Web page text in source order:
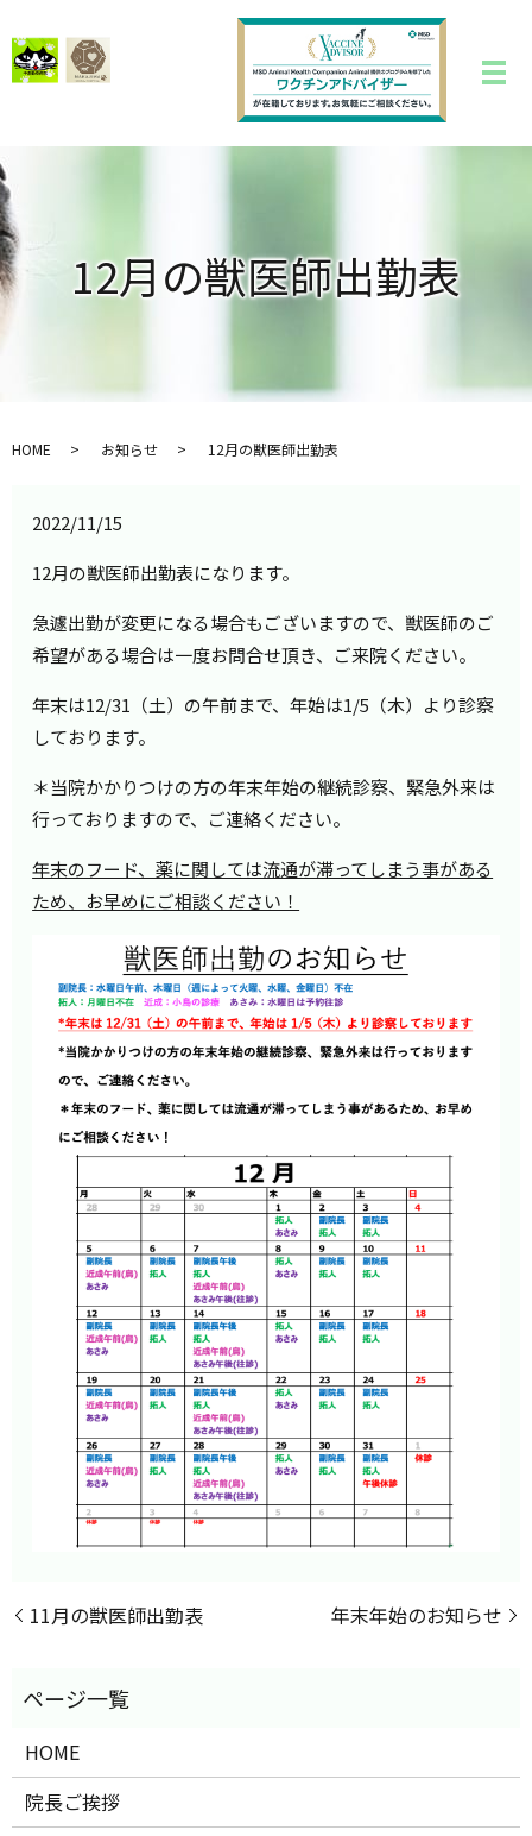
12月の獣医師出勤表
HOME お知らせ 12月の獣医師出勤表
2022/11/15
12月の獣医師出勤表になります。
急遽出勤が変更になる場合もございますので、獣医師のご
希望がある場合は一度お問合せ頂き、ご来院ください。
年末は12/31（土）の午前まで、年始は1/5（木）より診察
しております。
＊当院かかりつけの方の年末年始の継続診察、緊急外来は
行っておりますので、ご連絡ください。
年末のフード、薬に関しては流通が滞ってしまう事がある
ため、お早めにご相談ください！
11月の獣医師出勤表 年末年始のお知らせ
HOME
院長ご挨拶